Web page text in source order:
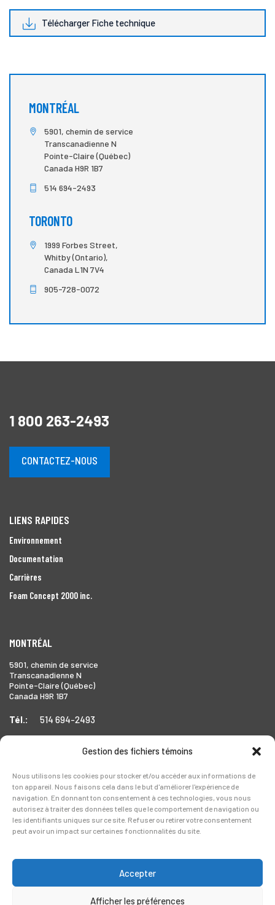
Gestion des fichiers témoins
Nous utilisons les cookies pour stocker et/ou accéder aux informations de
ton appareil. Nous faisons cela dans le but d'améliorer l'expérience de
navigation. En donnant ton consentement à ces technologies, vous nous
autorisez à traiter des données telles que le comportement de navigation ou
les identifiants uniques sur ce site. Refuser ou retirer votre consentement
peut avoir un impact sur certaines fonctionnalités du site.
Accepter
Afficher les préférences
Télécharger Fiche technique
MONTRÉAL
5901, chemin de service
Transcanadienne N
Pointe-Claire (Québec)
Canada H9R 1B7
514 694-2493
TORONTO
1999 Forbes Street,
Whitby (Ontario),
Canada L1N 7V4
905-728-0072
1 800 263-2493
CONTACTEZ-NOUS
LIENS RAPIDES
Environnement
Documentation
Carrières
Foam Concept 2000 inc.
MONTRÉAL
5901, chemin de service
Transcanadienne N
Pointe-Claire (Québec)
Canada H9R 1B7
Tél.: 514 694-2493
1999 Forbes Street,
Whitby (Ontario),
Canada L1N 7V4
Tél.: 905-728-0072